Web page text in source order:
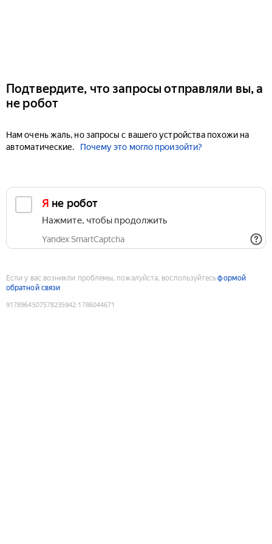
Подтвердите, что запросы отправляли вы, а
не робот
Нам очень жаль, но запросы с вашего устройства похожи на
автоматические.
Почему это могло произойти?
Я не робот
Нажмите, чтобы продолжить
Yandex SmartCaptcha
Если у вас возникли проблемы, пожалуйста, воспользуйтесьформой
обратной связи
9178964507578235942:1786044671